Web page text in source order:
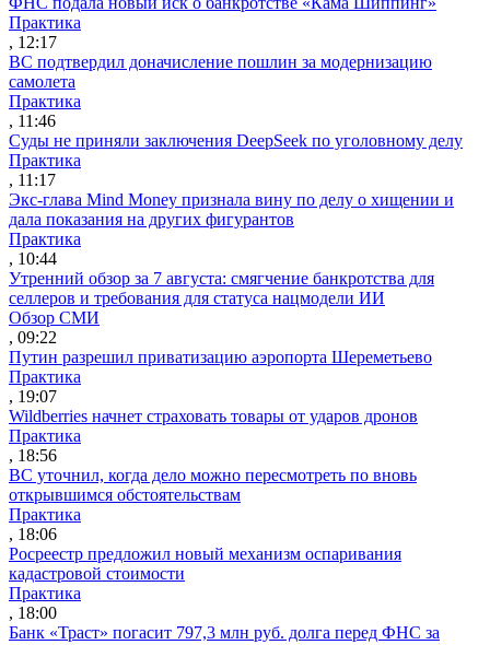
Практика
, 12:17
ВС подтвердил доначисление пошлин за модернизацию
самолета
Практика
, 11:46
Суды не приняли заключения DeepSeek по уголовному делу
Практика
, 11:17
Экс-глава Mind Money признала вину по делу о хищении и
дала показания на других фигурантов
Практика
, 10:44
Утренний обзор за 7 августа: смягчение банкротства для
селлеров и требования для статуса нацмодели ИИ
Обзор СМИ
, 09:22
Путин разрешил приватизацию аэропорта Шереметьево
Практика
, 19:07
Wildberries начнет страховать товары от ударов дронов
Практика
, 18:56
ВС уточнил, когда дело можно пересмотреть по вновь
открывшимся обстоятельствам
Практика
, 18:06
Росреестр предложил новый механизм оспаривания
кадастровой стоимости
Практика
, 18:00
Банк «Траст» погасит 797,3 млн руб. долга перед ФНС за